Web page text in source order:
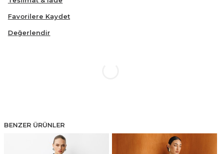
Favorilere Kaydet
Değerlendir
BENZER ÜRÜNLER